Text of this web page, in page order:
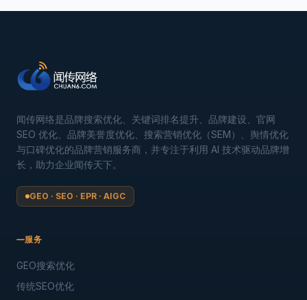
闻传网络是品牌搜索优化、关键词排名提升、品牌建设、官网
SEO 优化、品牌美誉度优化、搜索营销优化（SEM）、舆情优化
与口碑优化的品牌营销服务商，并专注于利用 AI 技术驱动品牌增
长，助力企业闻传天下。
GEO · SEO · EPR · AIGC
服务
GEO搜索优化
传统SEO优化